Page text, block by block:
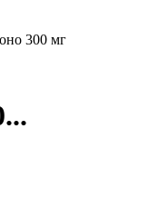
300 мг